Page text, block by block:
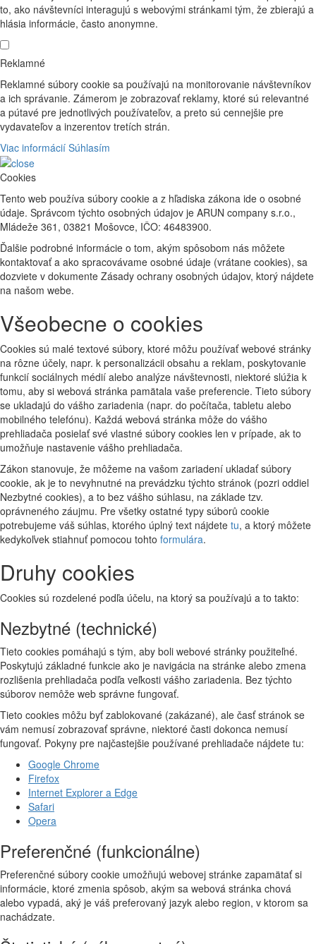
to, ako návštevníci interagujú s webovými stránkami tým, že zbierajú a
hlásia informácie, často anonymne.
Reklamné
Reklamné súbory cookie sa používajú na monitorovanie návštevníkov
a ich správanie. Zámerom je zobrazovať reklamy, ktoré sú relevantné
a pútavé pre jednotlivých používateľov, a preto sú cennejšie pre
vydavateľov a inzerentov tretích strán.
Viac informácií Súhlasím
Cookies
Tento web používa súbory cookie a z hľadiska zákona ide o osobné
údaje. Správcom týchto osobných údajov je ARUN company s.r.o.,
Mládeže 361, 03821 Mošovce, IČO: 46483900.
Ďalšie podrobné informácie o tom, akým spôsobom nás môžete
kontaktovať a ako spracovávame osobné údaje (vrátane cookies), sa
dozviete v dokumente Zásady ochrany osobných údajov, ktorý nájdete
na našom webe.
Všeobecne o cookies
Cookies sú malé textové súbory, ktoré môžu používať webové stránky
na rôzne účely, napr. k personalizácii obsahu a reklam, poskytovanie
funkcií sociálnych médií alebo analýze návštevnosti, niektoré slúžia k
tomu, aby si webová stránka pamätala vaše preferencie. Tieto súbory
se ukladajú do vášho zariadenia (napr. do počítača, tabletu alebo
mobilného telefónu). Každá webová stránka môže do vášho
prehliadača posielať své vlastné súbory cookies len v prípade, ak to
umožňuje nastavenie vášho prehliadača.
Zákon stanovuje, že môžeme na vašom zariadení ukladať súbory
cookie, ak je to nevyhnutné na prevádzku týchto stránok (pozri oddiel
Nezbytné cookies), a to bez vášho súhlasu, na základe tzv.
oprávneného záujmu. Pre všetky ostatné typy súborů cookie
potrebujeme váš súhlas, ktorého úplný text nájdete tu, a ktorý môžete
kedykoľvek stiahnuť pomocou tohto formulára.
Druhy cookies
Cookies sú rozdelené podľa účelu, na ktorý sa používajú a to takto:
Nezbytné (technické)
Tieto cookies pomáhajú s tým, aby boli webové stránky použiteľné.
Poskytujú základné funkcie ako je navigácia na stránke alebo zmena
rozlišenia prehliadača podľa veľkosti vášho zariadenia. Bez týchto
súborov nemôže web správne fungovať.
Tieto cookies môžu byť zablokované (zakázané), ale časť stránok se
vám nemusí zobrazovať správne, niektoré časti dokonca nemusí
fungovať. Pokyny pre najčastejšie používané prehliadače nájdete tu:
Google Chrome
Firefox
Internet Explorer a Edge
Safari
Opera
Preferenčné (funkcionálne)
Preferenčné súbory cookie umožňujú webovej stránke zapamätať si
informácie, ktoré zmenia spôsob, akým sa webová stránka chová
alebo vypadá, aký je váš preferovaný jazyk alebo region, v ktorom sa
nachádzate.